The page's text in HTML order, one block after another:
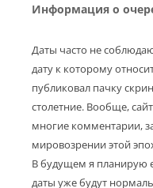
Информация о
Даты часто не
дату к которому
публиковал пачку
столетние. Вообще,
многие комментарии,
мировозрении этой
В будущем я планирую
даты уже будут